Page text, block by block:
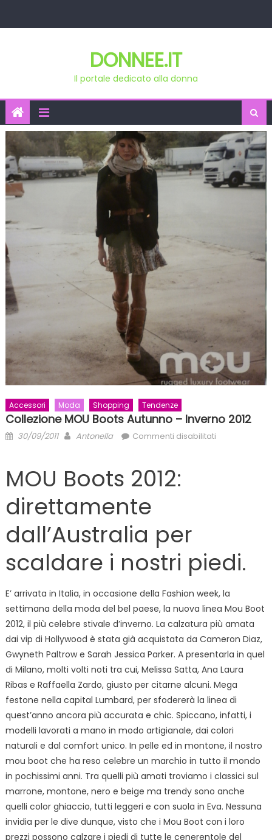
DONNEE.IT
Il portale dedicato alla donna
Accessori Moda Shopping Tendenze
Collezione MOU Boots Autunno – Inverno 2012
Posted
30/09/2011 Author
Antonella Commenti disabilitatisu
MOU Boots 2012:
direttamente
dall’Australia per
scaldare i nostri piedi.
E’ arrivata in Italia, in occasione della Fashion week, la
settimana della moda del bel paese, la nuova linea Mou Boot
2012, il più celebre stivale d’inverno. La calzatura più amata
dai vip di Hollywood è stata già acquistata da Cameron Diaz,
Gwyneth Paltrow e Sarah Jessica Parker. A presentarla in quel
di Milano, molti volti noti tra cui, Melissa Satta, Ana Laura
Ribas e Raffaella Zardo, giusto per citarne alcuni. Mega
festone nella capital Lumbard, per sfodererà la linea di
quest’anno ancora più accurata e chic. Spiccano, infatti, i
modelli lavorati a mano in modo artigianale, dai colori
naturali e dal comfort unico. In pelle ed in montone, il nostro
mou boot che ha reso celebre un marchio in tutto il mondo
in pochissimi anni. Tra quelli più amati troviamo i classici sul
marrone, montone, nero e beige ma trendy sono anche
quelli color ghiaccio, tutti leggeri e con suola in Eva. Nessuna
invidia per le dive dunque, visto che i Mou Boot con i loro
prezzi possono calzare i piedi di tutte le cenerentole del